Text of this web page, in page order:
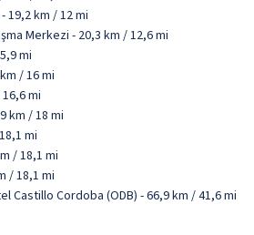
19,2 km / 12 mi
Merkezi - 20,3 km / 12,6 mi
mi
/ 16 mi
mi
km / 18 mi
mi
/ 18,1 mi
/ 18,1 mi
Castillo Cordoba (ODB) - 66,9 km / 41,6 mi